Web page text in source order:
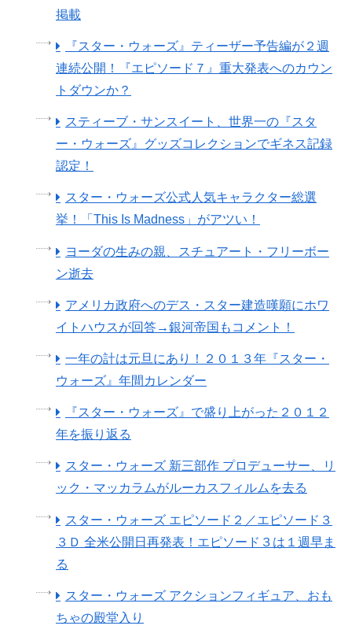
掲載
『スター・ウォーズ』ティーザー予告編が２週
連続公開！『エピソード７』重大発表へのカウン
トダウンか？
スティーブ・サンスイート、世界一の『スタ
ー・ウォーズ』グッズコレクションでギネス記録
認定！
スター・ウォーズ公式人気キャラクター総選
挙！「This Is Madness」がアツい！
ヨーダの生みの親、スチュアート・フリーボー
ン逝去
アメリカ政府へのデス・スター建造嘆願にホワ
イトハウスが回答→銀河帝国もコメント！
一年の計は元旦にあり！２０１３年『スター・
ウォーズ』年間カレンダー
『スター・ウォーズ』で盛り上がった２０１２
年を振り返る
スター・ウォーズ 新三部作 プロデューサー、リ
ック・マッカラムがルーカスフィルムを去る
スター・ウォーズ エピソード２／エピソード３
３Ｄ 全米公開日再発表！エピソード３は１週早ま
る
スター・ウォーズ アクションフィギュア、おも
ちゃの殿堂入り